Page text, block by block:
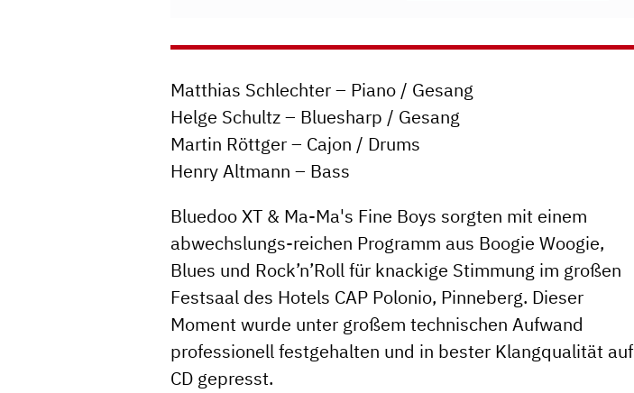
Matthias Schlechter – Piano / Gesang
Helge Schultz – Bluesharp / Gesang
Martin Röttger – Cajon / Drums
Henry Altmann – Bass
Bluedoo XT & Ma-Ma's Fine Boys sorgten mit einem
abwechslungs-reichen Programm aus Boogie Woogie,
Blues und Rock’n’Roll für knackige Stimmung im großen
Festsaal des Hotels CAP Polonio, Pinneberg. Dieser
Moment wurde unter großem technischen Aufwand
professionell festgehalten und in bester Klangqualität auf
CD gepresst.